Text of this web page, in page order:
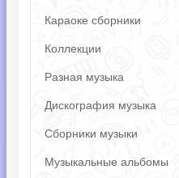
Караоке сборники
Коллекции
Разная музыка
Дискография музыка
Сборники музыки
Музыкальные альбомы